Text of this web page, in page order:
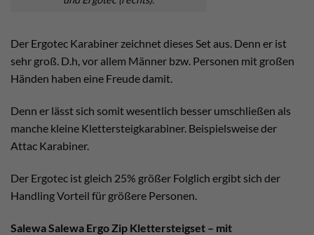
Der Ergotec Karabiner zeichnet dieses Set aus. Denn er ist
sehr groß. D.h, vor allem Männer bzw. Personen mit großen
Händen haben eine Freude damit.
Denn er lässt sich somit wesentlich besser umschließen als
manche kleine Klettersteigkarabiner. Beispielsweise der
Attac Karabiner.
Der Ergotec ist gleich 25% größer Folglich ergibt sich der
Handling Vorteil für größere Personen.
Salewa Salewa Ergo Zip Klettersteigset – mit